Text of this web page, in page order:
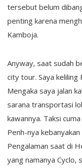
tersebut belum
penting karena
Kamboja.
Anyway, saat sudah
city tour. Saya keliling
Mengaka saya jalan
sarana transportasi
kawannya. Taksi
Penh-nya
Pengalaman saat di
yang namanya